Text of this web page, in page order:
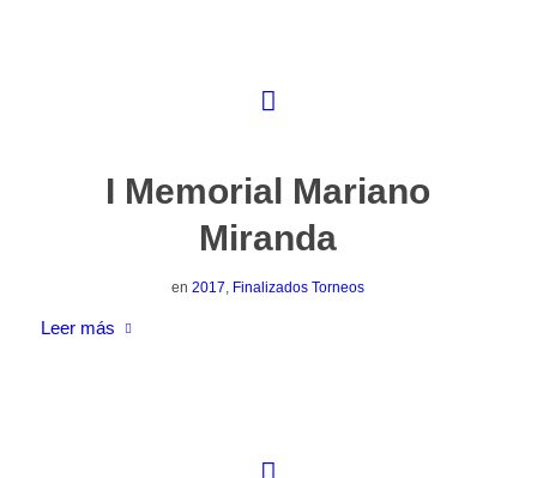
I Memorial Mariano
Miranda
en2017 Finalizados Torneos
Leer más